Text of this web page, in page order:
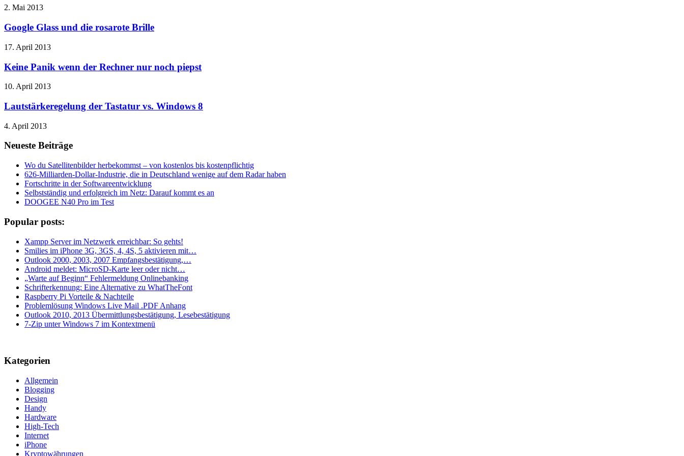
2. Mai 2013
Google Glass und die rosarote Brille
17. April 2013
Keine Panik wenn der Rechner nur noch piepst
10. April 2013
Lautstärkeregelung der Tastatur vs. Windows 8
4. April 2013
Neueste Beiträge
Wo du Satellitenbilder herbekommst – von kostenlos bis kostenpflichtig
626-Milliarden-Dollar-Industrie, die in Deutschland wenige auf dem Radar haben
Fortschritte in der Softwareentwicklung
Selbstständig und erfolgreich im Netz: Darauf kommt es an
DOOGEE N40 Pro im Test
Popular posts:
Xampp Server im Netzwerk erreichbar: So gehts!
Smilies im iPhone 3G, 3GS, 4, 4S, 5 aktivieren mit…
Outlook 2000, 2003, 2007 Empfangsbestätigung,…
Android meldet: MicroSD-Karte leer oder nicht…
„Warte auf Beginn“ Fehlermeldung Onlinebanking
Schrifterkennung: Eine Alternative zu WhatTheFont
Raspberry Pi Vorteile & Nachteile
Problemlösung Windows Live Mail .PDF Anhang
Outlook 2010, 2013 Übermittlungsbestätigung, Lesebestätigung
7-Zip unter Windows 7 im Kontextmenü
Kategorien
Allgemein
Blogging
Design
Handy
Hardware
High-Tech
Internet
iPhone
Kryptowährungen